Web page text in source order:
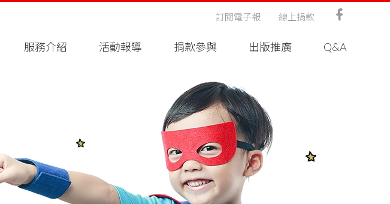
服務介紹 活動報導 捐款參與 出版推廣 Q&A
訂閱電子報 線上捐款